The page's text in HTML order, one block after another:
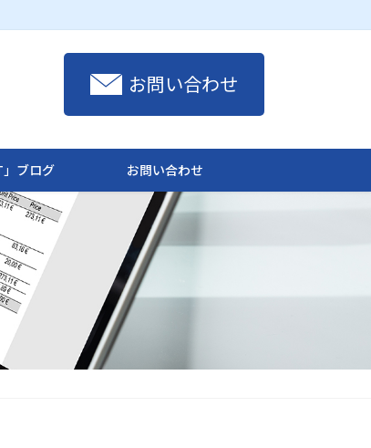
お問い合わせ
」ブログ お問い合わせ